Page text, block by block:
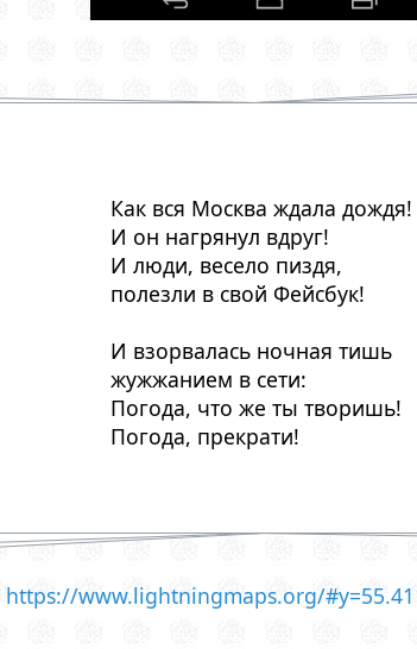
Как вся Москва ждала дождя!
И он нагрянул вдруг!
И люди, весело пиздя,
полезли в свой Фейсбук!
И взорвалась ночная тишь
жужжанием в сети:
Погода, что же ты творишь!
Погода, прекрати!
https://www.lightningmaps.org/